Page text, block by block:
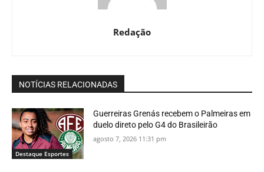
Redação
NOTÍCIAS RELACIONADAS
Destaque Esportes
Guerreiras Grenás recebem o Palmeiras em
duelo direto pelo G4 do Brasileirão
agosto 7, 2026 11:31 pm